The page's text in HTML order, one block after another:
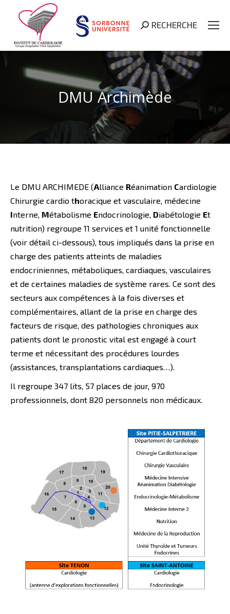
Search:
RECHERCHE
DMU Archimède
Le DMU ARCHIMEDE (Alliance Réanimation Cardiologie
Chirurgie cardio thoracique et vasculaire, médecine
Interne, Métabolisme Endocrinologie, Diabétologie Et
nutrition) regroupe 11 services et 1 unité fonctionnelle
(voir détail ci-dessous), tous impliqués dans la prise en
charge des patients atteints de maladies
endocriniennes, métaboliques, cardiaques, vasculaires
et de certaines maladies de système rares. Ce sont des
secteurs aux compétences à la fois diverses et
complémentaires, allant de la prise en charge des
facteurs de risque, des pathologies chroniques aux
patients dont le pronostic vital est engagé à court
terme et nécessitant des procédures lourdes
(assistances, transplantations cardiaques…).
Il regroupe 347 lits, 57 places de jour, 970
professionnels, dont 820 personnels non médicaux.